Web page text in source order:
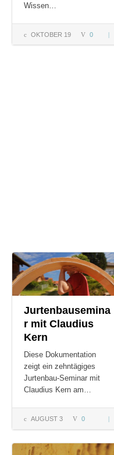
Wissen…
OKTOBER 19 0
Jurtenbausemina
r mit Claudius
Kern
Diese Dokumentation
zeigt ein zehntägiges
Jurtenbau-Seminar mit
Claudius Kern am…
AUGUST 3 0